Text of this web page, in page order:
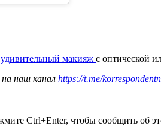
удивительный макияж с оптической
наш канал https://t.me/
Ctrl+Enter, чтобы сообщить об